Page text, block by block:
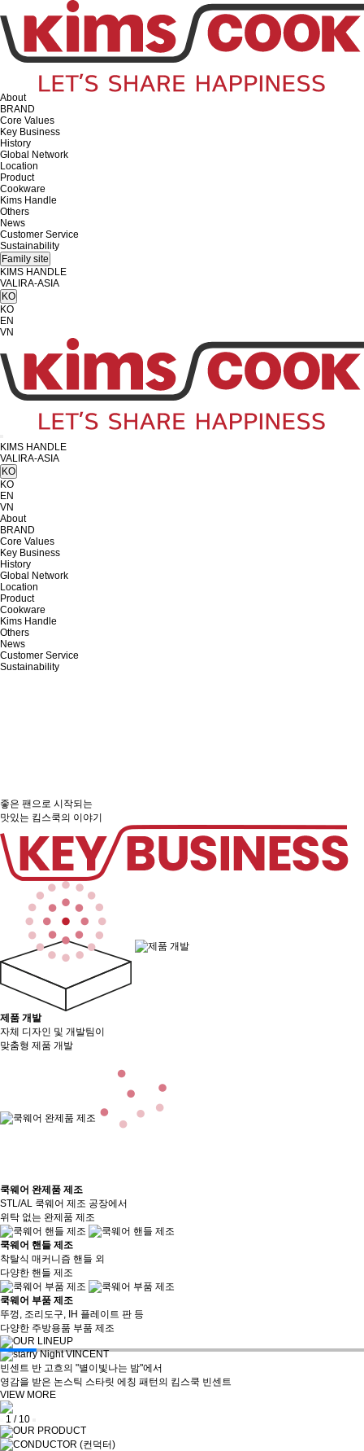
About
BRAND
Core Values
Key Business
History
Global Network
Location
Product
Cookware
Kims Handle
Others
News
Customer Service
Sustainability
Family site
KIMS HANDLE
VALIRA-ASIA
KO
KO
EN
VN
KIMS HANDLE
VALIRA-ASIA
KO
KO
EN
VN
About
BRAND
Core Values
Key Business
History
Global Network
Location
Product
Cookware
Kims Handle
Others
News
Customer Service
Sustainability
좋은 팬으로 시작되는
맛있는 킴스쿡의 이야기
제품 개발
자체 디자인 및 개발팀이
맞춤형 제품 개발
쿡웨어 완제품 제조
STL/AL 쿡웨어 제조 공장에서
위탁 없는 완제품 제조
쿡웨어 핸들 제조
착탈식 매커니즘 핸들 외
다양한 핸들 제조
쿡웨어 부품 제조
뚜껑, 조리도구, IH 플레이트 판 등
다양한 주방용품 부품 제조
빈센트 반 고흐의 "별이빛나는 밤"에서
영감을 받은 논스틱 스타릿 에칭 패턴의 킴스쿡 빈센트
VIEW MORE
1 / 10